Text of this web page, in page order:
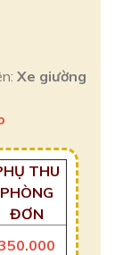
Xe giường
THU
PHÒNG
ĐƠN